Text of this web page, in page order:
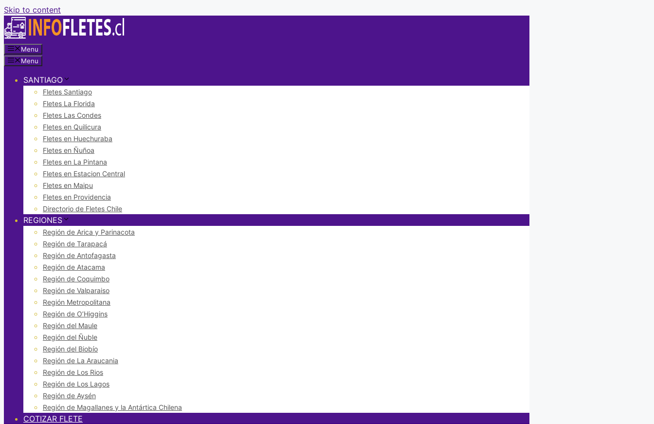
Skip to content
Menu
Menu
SANTIAGO
Fletes Santiago
Fletes La Florida
Fletes Las Condes
Fletes en Quilicura
Fletes en Huechuraba
Fletes en Ñuñoa
Fletes en La Pintana
Fletes en Estacion Central
Fletes en Maipu
Fletes en Providencia
Directorio de Fletes Chile
REGIONES
Región de Arica y Parinacota
Región de Tarapacá
Región de Antofagasta
Región de Atacama
Región de Coquimbo
Región de Valparaiso
Región Metropolitana
Región de O’Higgins
Región del Maule
Región del Ñuble
Región del Biobío
Región de La Araucania
Región de Los Rios
Región de Los Lagos
Región de Aysén
Región de Magallanes y la Antártica Chilena
COTIZAR FLETE